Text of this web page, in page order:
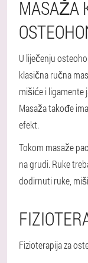
MASAŽA
U liječenju
klasična ručna
mišiće i ligamente
Masaža takođe
efekt.
Tokom masaže
na grudi. Ruke
dodirnuti ruke,
Fizioterapija za